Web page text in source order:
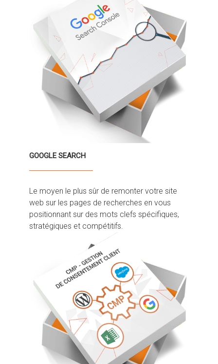
GOOGLE SEARCH
Le moyen le plus sûr de remonter votre site
web sur les pages de recherches en vous
positionnant sur des mots clefs spécifiques,
stratégiques et compétitifs.